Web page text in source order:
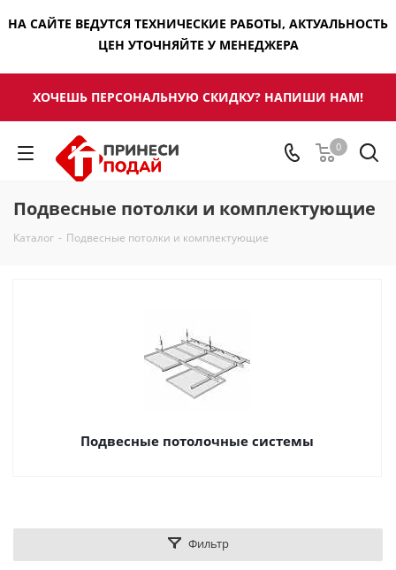
НА САЙТЕ ВЕДУТСЯ ТЕХНИЧЕСКИЕ РАБОТЫ, АКТУАЛЬНОСТЬ
ЦЕН УТОЧНЯЙТЕ У МЕНЕДЖЕРА
ХОЧЕШЬ ПЕРСОНАЛЬНУЮ СКИДКУ? НАПИШИ НАМ!
0
Подвесные потолки и комплектующие
Каталог - Подвесные потолки и комплектующие
Подвесные потолочные системы
Фильтр